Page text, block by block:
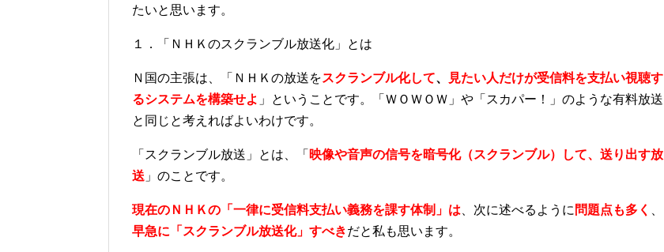
たいと思います。
１．「ＮＨＫのスクランブル放送化」とは
Ｎ国の主張は、「ＮＨＫの放送をスクランブル化して、
見たい人だけが受信料を支払い視聴す
るシステムを構築せよ 」ということです。「ＷＯＷＯＷ」や「スカパー！」のような有料放送
と同じと考えればよいわけです。
「スクランブル放送」とは、「 映像や音声の信号を暗号化（スクランブル）して、送り出す放
送 」のことです。
現在のＮＨＫの「一律に受信料支払い義務を課す体制」は 、次に述べるように 問題点も多く
早急に「スクランブル放送化」すべきだと私も思います。